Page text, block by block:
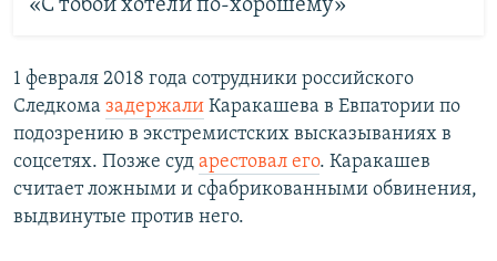
«С тобой хотели по-хорошему»
1 февраля 2018 года сотрудники российского
Следкома задержали Каракашева в Евпатории по
подозрению в экстремистских высказываниях в
соцсетях. Позже суд арестовал его. Каракашев
считает ложными и сфабрикованными обвинения,
выдвинутые против него.